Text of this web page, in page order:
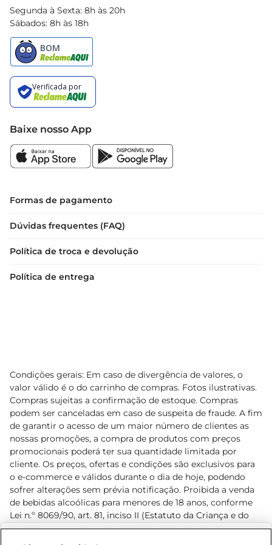
Segunda à Sexta: 8h às 20h
Sábados: 8h às 18h
Baixe nosso App
Formas de pagamento
Dúvidas frequentes (FAQ)
Política de troca e devolução
Política de entrega
Condições gerais: Em caso de divergência de valores, o
valor válido é o do carrinho de compras. Fotos ilustrativas.
Compras sujeitas a confirmação de estoque. Compras
podem ser canceladas em caso de suspeita de fraude. A fim
de garantir o acesso de um maior número de clientes as
nossas promoções, a compra de produtos com preços
promocionais poderá ter sua quantidade limitada por
cliente. Os preços, ofertas e condições são exclusivos para
o e-commerce e válidos durante o dia de hoje, podendo
sofrer alterações sem prévia notificação. Proibida a venda
de bebidas alcoólicas para menores de 18 anos, conforme
Lei n.º 8069/90, art. 81, inciso II (Estatuto da Criança e do
Adolescente). Preços e condições exclusivos para o